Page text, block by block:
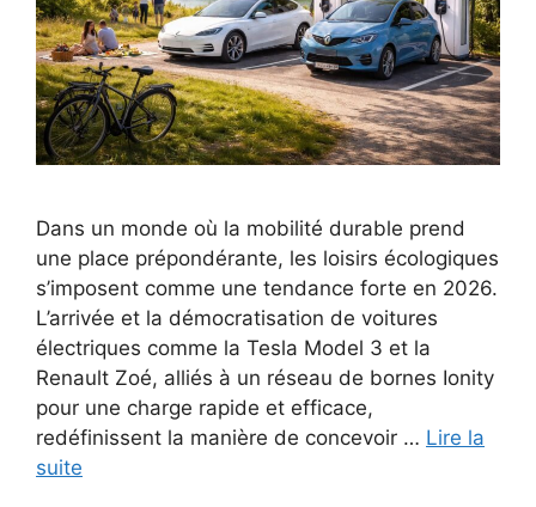
Dans un monde où la mobilité durable prend
une place prépondérante, les loisirs écologiques
s’imposent comme une tendance forte en 2026.
L’arrivée et la démocratisation de voitures
électriques comme la Tesla Model 3 et la
Renault Zoé, alliés à un réseau de bornes Ionity
pour une charge rapide et efficace,
redéfinissent la manière de concevoir … Lire la
suite